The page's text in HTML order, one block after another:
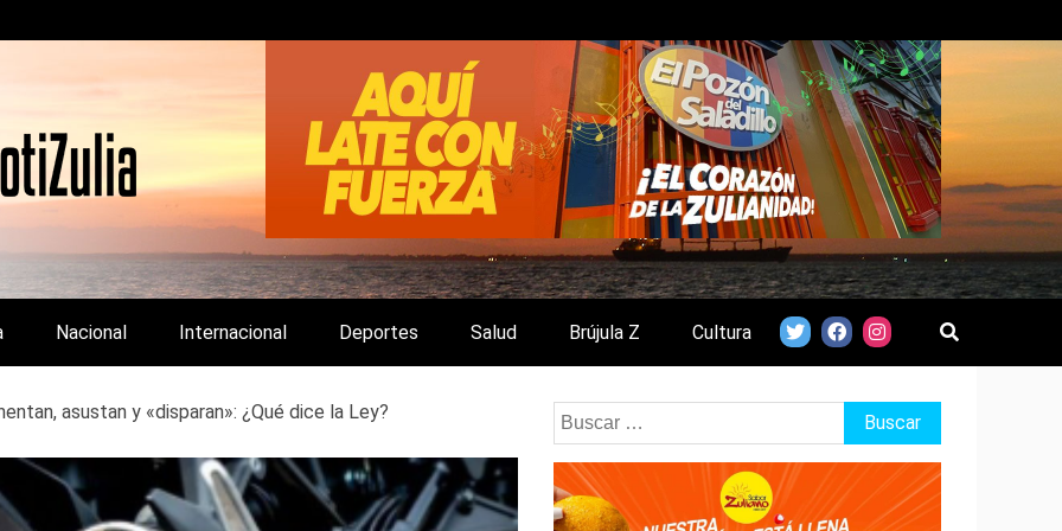
Y DE INTERÉS GENERAL.
Nacional Internacional Deportes Salud Brújula Z Cultura
asustan y «disparan»: ¿Qué dice la Ley? Buscar: